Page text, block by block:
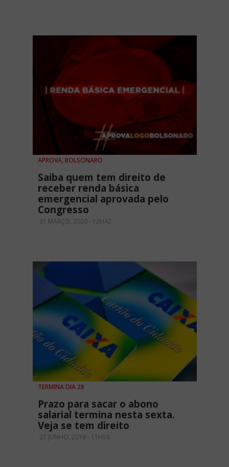
APROVA, BOLSONARO
Saiba quem tem direito de
receber renda básica
emergencial aprovada pelo
Congresso
31 MARÇO, 2020 - 12H42
TERMINA DIA 28
Prazo para sacar o abono
salarial termina nesta sexta.
Veja se tem direito
27 JUNHO, 2019 - 11H58